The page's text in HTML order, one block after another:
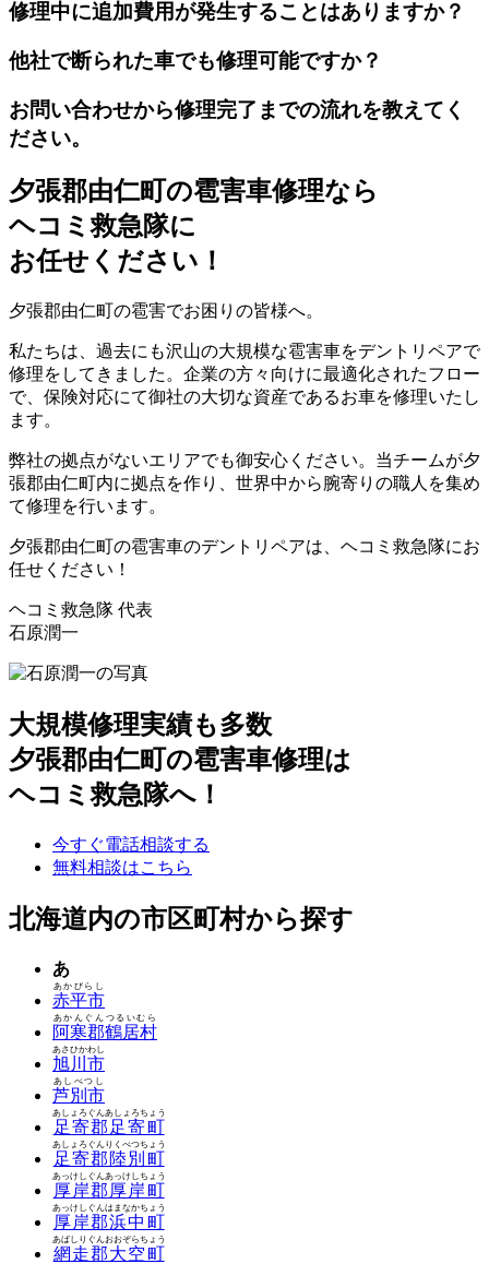
修理中に追加費用が発生することはありますか？
他社で断られた車でも修理可能ですか？
お問い合わせから修理完了までの流れを教えてく
ださい。
夕張郡由仁町の雹害車修理なら
ヘコミ救急隊に
お任せください！
夕張郡由仁町の雹害でお困りの皆様へ。
私たちは、過去にも沢山の大規模な雹害車をデントリペアで
修理をしてきました。企業の方々向けに最適化されたフロー
で、保険対応にて御社の大切な資産であるお車を修理いたし
ます。
弊社の拠点がないエリアでも御安心ください。当チームが夕
張郡由仁町内に拠点を作り、世界中から腕寄りの職人を集め
て修理を行います。
夕張郡由仁町の雹害車のデントリペアは、ヘコミ救急隊にお
任せください！
ヘコミ救急隊 代表
石原潤一
大規模修理実績も多数
夕張郡由仁町の雹害車修理は
ヘコミ救急隊へ！
今すぐ電話相談する
無料相談はこちら
北海道内の市区町村から探す
あ
赤平市
あかびらし
阿寒郡鶴居村
あかんぐんつるいむら
旭川市
あさひかわし
芦別市
あしべつし
足寄郡足寄町
あしょろぐんあしょろちょう
足寄郡陸別町
あしょろぐんりくべつちょう
厚岸郡厚岸町
あっけしぐんあっけしちょう
厚岸郡浜中町
あっけしぐんはまなかちょう
網走郡大空町
あばしりぐんおおぞらちょう